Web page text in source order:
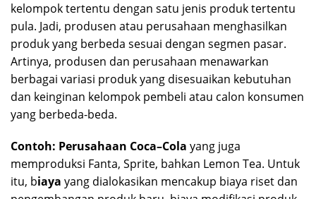
kelompok tertentu dengan satu jenis produk tertentu
pula. Jadi, produsen atau perusahaan menghasilkan
produk yang berbeda sesuai dengan segmen pasar.
Artinya, produsen dan perusahaan menawarkan
berbagai variasi produk yang disesuaikan kebutuhan
dan keinginan kelompok pembeli atau calon konsumen
yang berbeda-beda.
Contoh: Perusahaan Coca–Cola yang juga
memproduksi Fanta, Sprite, bahkan Lemon Tea. Untuk
itu, biaya yang dialokasikan mencakup biaya riset dan